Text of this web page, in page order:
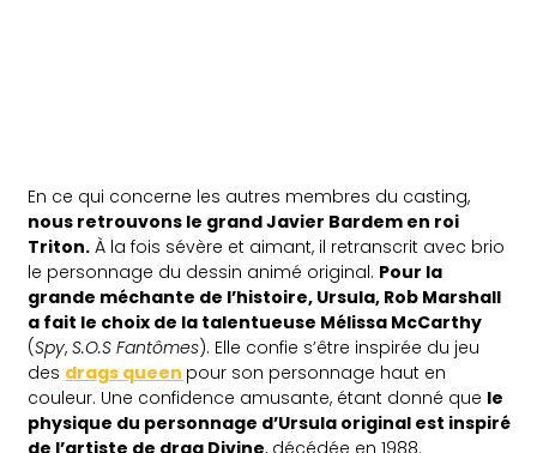
En ce qui concerne les autres membres du casting,
nous retrouvons le grand Javier Bardem en roi
Triton. À la fois sévère et aimant, il retranscrit avec brio
le personnage du dessin animé original. Pour la
grande méchante de l’histoire, Ursula, Rob Marshall
a fait le choix de la talentueuse Mélissa McCarthy
(Spy,S.O.S Fantômes). Elle confie s’être inspirée du jeu
des drags queen pour son personnage haut en
couleur. Une confidence amusante, étant donné que le
physique du personnage d’Ursula original est inspiré